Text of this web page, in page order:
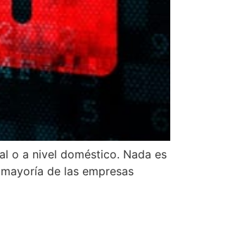
o a nivel doméstico. Nada es
de las empresas